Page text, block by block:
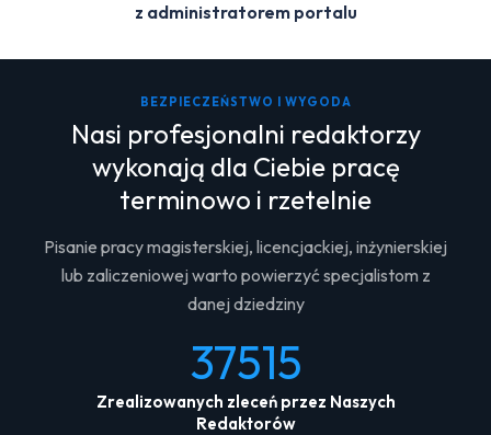
z administratorem portalu
BEZPIECZEŃSTWO I WYGODA
Nasi profesjonalni redaktorzy
wykonają dla Ciebie pracę
terminowo i rzetelnie
Pisanie pracy magisterskiej, licencjackiej, inżynierskiej
lub zaliczeniowej warto powierzyć specjalistom z
danej dziedziny
37515
Zrealizowanych zleceń przez Naszych
Redaktorów